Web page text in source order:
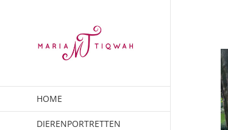
HOME
DIERENPORTRETTEN